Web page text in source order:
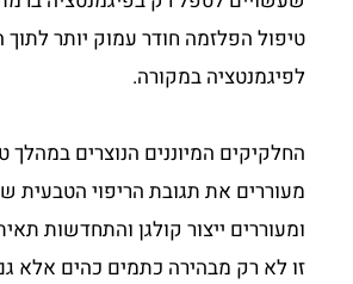
טיפול הפלזמה חודר עמוק יותר לתוך
לפיגמנטציה במקורה.
החלקיקים המיוננים הנוצרים במהלך
מעוררים את תגובת הריפוי הטבעית
ומעוררים ייצור קולגן והתחדשות
זו לא רק מבהירה כתמים כהים